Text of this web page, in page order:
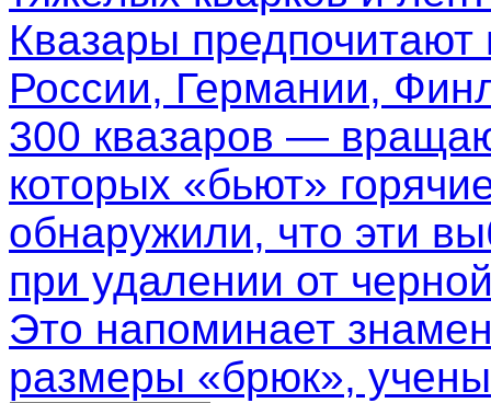
Квазары
России, Германии,
300 квазаров —
которых «бьют»
обнаружили, что эти
при удалении от
Это напоминает
размеры «брюк»,